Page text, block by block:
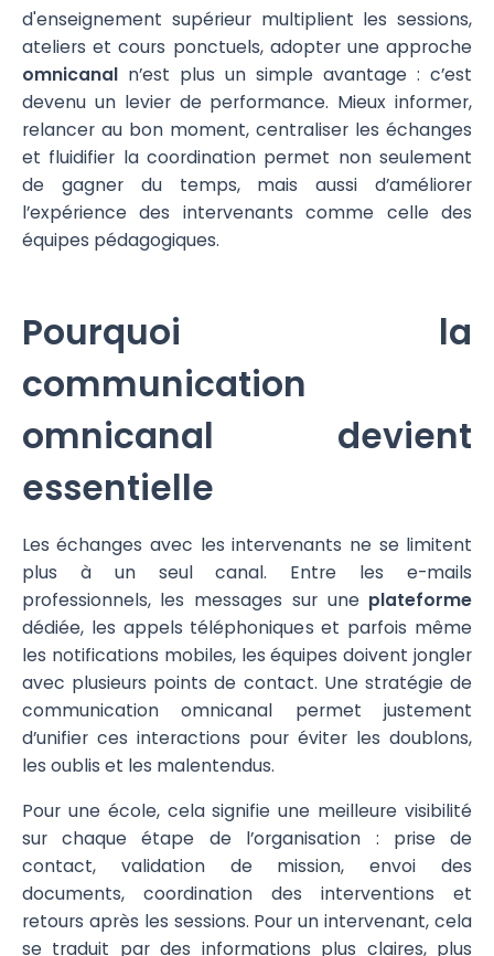
d'enseignement supérieur multiplient les sessions,
ateliers et cours ponctuels, adopter une approche
omnicanaln’est plus un simple avantage : c’est
devenu un levier de performance. Mieux informer,
relancer au bon moment, centraliser les échanges
et fluidifier la coordination permet non seulement
de gagner du temps, mais aussi d’améliorer
l’expérience des intervenants comme celle des
équipes pédagogiques.
Pourquoi la
communication
omnicanal devient
essentielle
Les échanges avec les intervenants ne se limitent
plus à un seul canal. Entre les e-mails
professionnels, les messages sur une plateforme
dédiée, les appels téléphoniques et parfois même
les notifications mobiles, les équipes doivent jongler
avec plusieurs points de contact. Une stratégie de
communication omnicanal permet justement
d’unifier ces interactions pour éviter les doublons,
les oublis et les malentendus.
Pour une école, cela signifie une meilleure visibilité
sur chaque étape de l’organisation : prise de
contact, validation de mission, envoi des
documents, coordination des interventions et
retours après les sessions. Pour un intervenant, cela
se traduit par des informations plus claires, plus